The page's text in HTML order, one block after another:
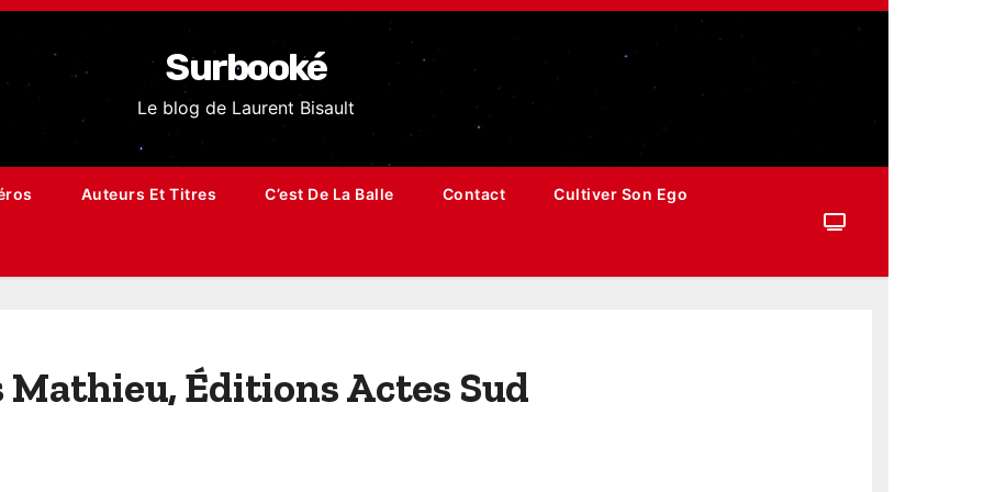
Surbooké
Le blog de Laurent Bisault
Auteurs Et Titres C’est De La Balle Contact Cultiver Son Ego
Éditions Actes Sud